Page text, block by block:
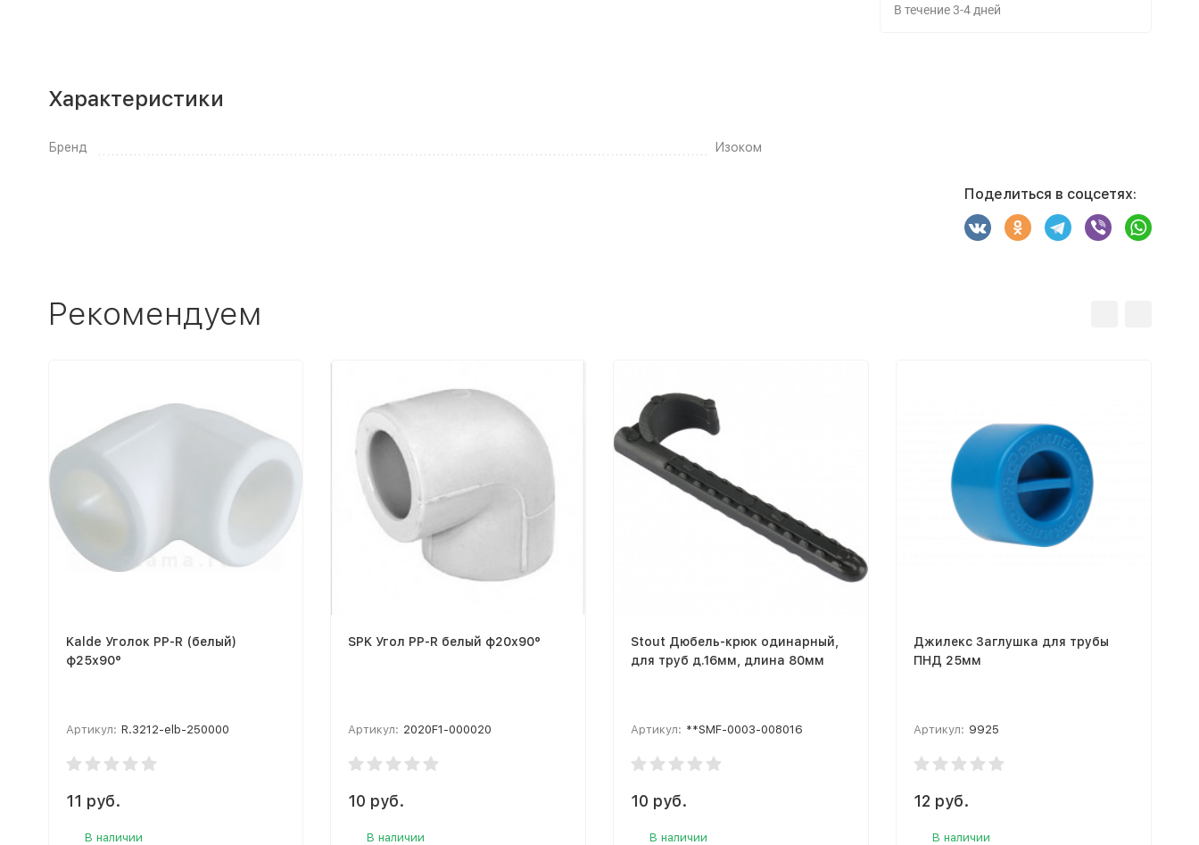
В течение 3-4 дней
Характеристики
Бренд Изоком
Поделиться в соцсетях:
Рекомендуем
Kalde Уголок PP-R (белый)
ф25х90°
Артикул: R.3212-elb-250000
11 руб.
В наличии
SPK Угол PP-R белый ф20х90°
Артикул: 2020F1-000020
10 руб.
В наличии
Stout Дюбель-крюк одинарный,
для труб д.16мм, длина 80мм
Артикул: **SMF-0003-008016
10 руб.
В наличии
Джилекс Заглушка для трубы
ПНД 25мм
Артикул: 9925
12 руб.
В наличии